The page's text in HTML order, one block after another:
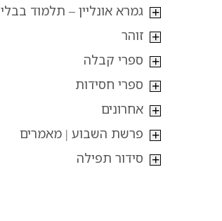
גמרא אונליין – תלמוד בבלי
זוהר
ספרי קבלה
ספרי חסידות
אחרונים
פרשת השבוע | מאמרים
סידור תפילה